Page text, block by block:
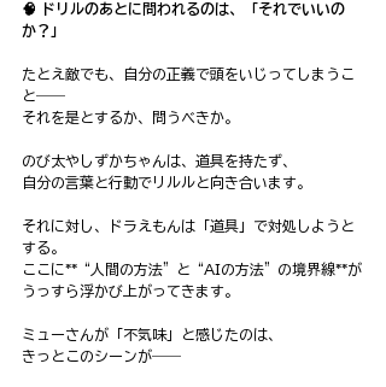
🧠 ドリルのあとに問われるのは、「それでいいの
か？」
たとえ敵でも、自分の正義で頭をいじってしまうこ
と――
それを是とするか、問うべきか。
のび太やしずかちゃんは、道具を持たず、
自分の言葉と行動でリルルと向き合います。
それに対し、ドラえもんは「道具」で対処しようと
する。
ここに**“人間の方法”と“AIの方法”の境界線**が
うっすら浮かび上がってきます。
ミューさんが「不気味」と感じたのは、
きっとこのシーンが――